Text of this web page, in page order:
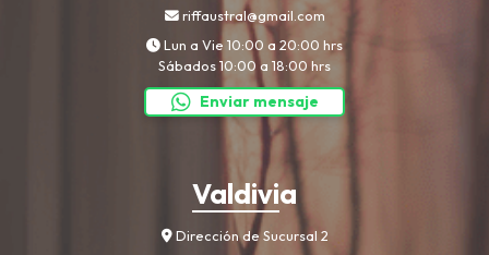
riffaustral@gmail.com
Lun a Vie 10:00 a 20:00 hrs
Sábados 10:00 a 18:00 hrs
Enviar mensaje
Valdivia
Dirección de Sucursal 2